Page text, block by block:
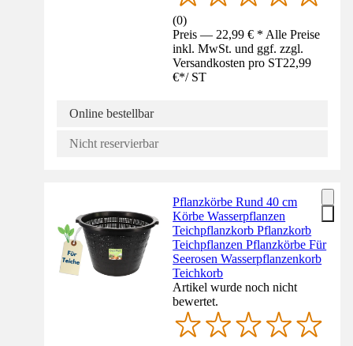
(0)
Preis — 22,99 € * Alle Preise
inkl. MwSt. und ggf. zzgl.
Versandkosten pro ST22,99
€*/ ST
Online bestellbar
Nicht reservierbar
Pflanzkörbe Rund 40 cm
Körbe Wasserpflanzen
Teichpflanzkorb Pflanzkorb
Teichpflanzen Pflanzkörbe Für
Seerosen Wasserpflanzenkorb
Teichkorb
Artikel wurde noch nicht
bewertet.